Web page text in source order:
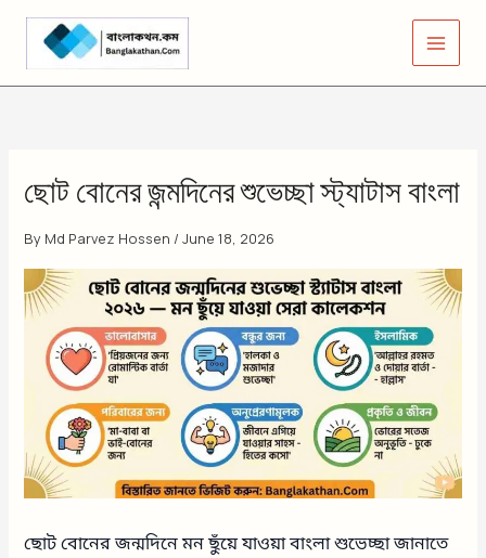
Skip
content
ছোট বোনের জন্মদিনের শুভেচ্ছা স্ট্যাটাস বাংলা
By Md Parvez Hossen /June 18, 2026
ছোট বোনের জন্মদিনে মন ছুঁয়ে যাওয়া বাংলা শুভেচ্ছা জানাতে